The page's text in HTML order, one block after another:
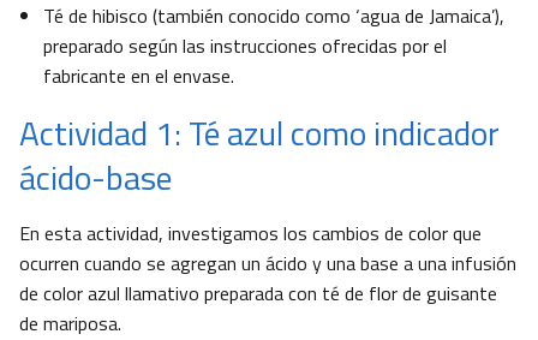
Té de hibisco (también conocido como ‘agua de Jamaica’),
preparado según las instrucciones ofrecidas por el
fabricante en el envase.
Actividad 1: Té azul como indicador
ácido-base
En esta actividad, investigamos los cambios de color que
ocurren cuando se agregan un ácido y una base a una infusión
de color azul llamativo preparada con té de flor de guisante
de mariposa.